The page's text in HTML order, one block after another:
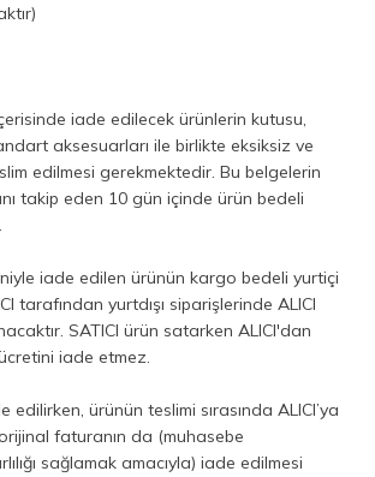
iade edilecek ürünlerin kutusu,
aksesuarları ile birlikte eksiksiz ve
edilmesi gerekmektedir. Bu belgelerin
takip eden 10 gün içinde ürün bedeli
iade edilen ürünün kargo bedeli yurtiçi
tarafından yurtdışı siparişlerinde ALICI
SATICI ürün satarken ALICI'dan
iade etmez.
edilirken, ürünün teslimi sırasında ALICI’ya
faturanın da (muhasebe
sağlamak amacıyla) iade edilmesi